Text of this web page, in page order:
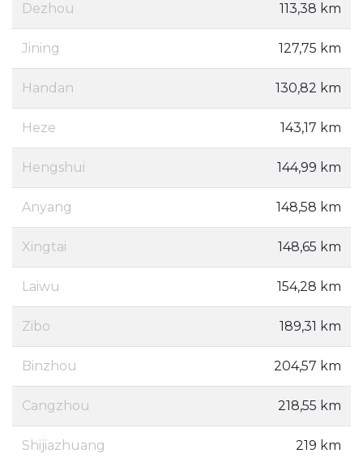
Dezhou 113,38 km
Jining 127,75 km
Handan 130,82 km
Heze 143,17 km
Hengshui 144,99 km
Anyang 148,58 km
Xingtai 148,65 km
Laiwu 154,28 km
Zibo 189,31 km
Binzhou 204,57 km
Cangzhou 218,55 km
Shijiazhuang 219 km